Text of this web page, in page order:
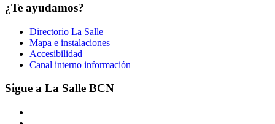
¿Te ayudamos?
Directorio La Salle
Mapa e instalaciones
Accesibilidad
Canal interno información
Sigue a La Salle BCN